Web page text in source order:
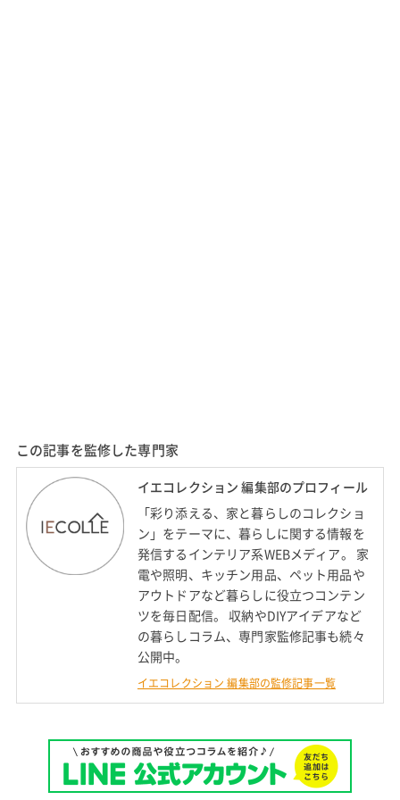
この記事を監修した専門家
イエコレクション 編集部のプロフィール
「彩り添える、家と暮らしのコレクショ
ン」をテーマに、暮らしに関する情報を
発信するインテリア系WEBメディア。 家
電や照明、キッチン用品、ペット用品や
アウトドアなど暮らしに役立つコンテン
ツを毎日配信。 収納やDIYアイデアなど
の暮らしコラム、専門家監修記事も続々
公開中。
イエコレクション 編集部の監修記事一覧